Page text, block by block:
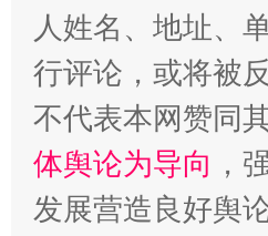
人姓名、地址、
行评论，或将被
不代表本网赞同
体舆论为导向 ，
发展营造良好舆